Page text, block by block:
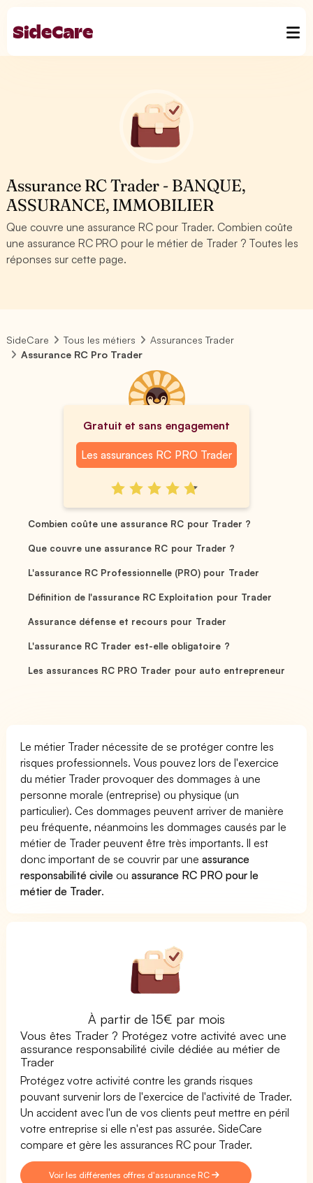
Assurance RC Trader - BANQUE,
ASSURANCE, IMMOBILIER
Que couvre une assurance RC pour Trader. Combien coûte
une assurance RC PRO pour le métier de Trader ? Toutes les
réponses sur cette page.
SideCare Tous les métiers
Assurances Trader
Assurance RC Pro Trader
Gratuit et sans engagement
Les assurances RC PRO Trader
Combien coûte une assurance RC pour Trader ?
Que couvre une assurance RC pour Trader ?
L'assurance RC Professionnelle (PRO) pour Trader
Définition de l'assurance RC Exploitation pour Trader
Assurance défense et recours pour Trader
L'assurance RC Trader est-elle obligatoire ?
Les assurances RC PRO Trader pour auto entrepreneur
Le métier Trader nécessite de se protéger contre les
risques professionnels. Vous pouvez lors de l'exercice
du métier Trader provoquer des dommages à une
personne morale (entreprise) ou physique (un
particulier). Ces dommages peuvent arriver de manière
peu fréquente, néanmoins les dommages causés par le
métier de Trader peuvent être très importants. Il est
donc important de se couvrir par uneassurance
responsabilité civile ouassurance RC PRO pour le
métier de Trader.
À partir de 15€ par mois
Vous êtes Trader ? Protégez votre activité avec une
assurance responsabilité civile dédiée au métier de
Trader
Protégez votre activité contre les grands risques
pouvant survenir lors de l'exercice de l'activité de Trader.
Un accident avec l'un de vos clients peut mettre en péril
votre entreprise si elle n'est pas assurée. SideCare
compare et gère les assurances RC pour Trader.
Voir les différentes offres d'assurance RC